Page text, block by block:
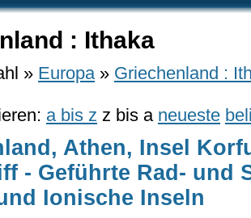
: Ithaka
» Europa » Griechenland :
a bis z z bis a neueste
Athen, Insel
- Geführte Rad- und
Ionische Inseln